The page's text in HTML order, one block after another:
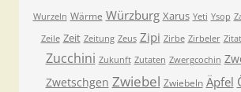
Wurzeln Wärme Würzburg Xarus Yeti Ysop
Zeile Zeit Zeitung Zeus Zipi Zirbe Zirbeler
Zucchini Zukunft Zutaten Zwergcochin
Zwetschgen Zwiebel Zwiebeln Äpfel